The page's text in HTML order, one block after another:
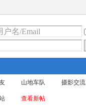
山地车队 摄影交流
查看新帖